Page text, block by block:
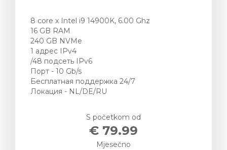
8 core x Intel i9 14900K, 6.00 Ghz
16 GB RAM
240 GB NVMe
1 адрес IPv4
/48 подсеть IPv6
Порт - 10 Gb/s
Бесплатная поддержка 24/7
Локация - NL/DE/RU
S početkom od
€ 79.99
Mjesečno